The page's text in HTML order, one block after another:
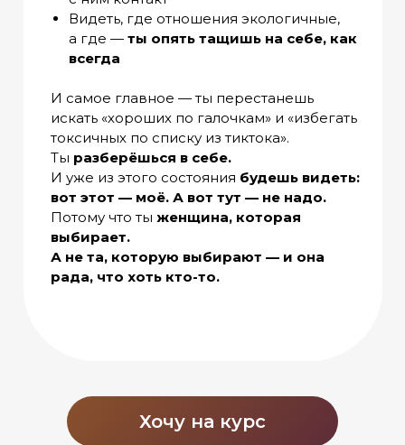
Хочу на курс
Видеть, где отношения экологичные,
а где — ты опять тащишь на себе, как
всегда
И самое главное — ты перестанешь
искать «хороших по галочкам» и «избегать
токсичных по списку из тиктока».
Ты разберёшься в себе.
И уже из этого состояния будешь видеть:
вот этот — моё. А вот тут — не надо.
Потому что ты женщина, которая
выбирает.
А не та, которую выбирают — и она
рада, что хоть кто-то.